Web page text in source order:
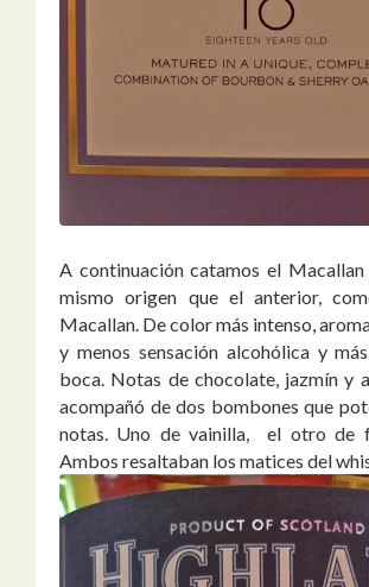
A continuación catamos el
mismo origen que el anterior,
Macallan. De color más intenso,
y menos sensación alcohólica y
boca. Notas de chocolate, jazmín y
acompañó de dos bombones que
notas. Uno de vainilla, el otro de
Ambos resaltaban los matices del